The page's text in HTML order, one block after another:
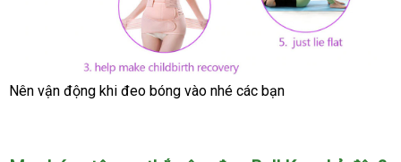
Nên vận động khi đeo bóng vào hướng
nhé rẻ
các bạn